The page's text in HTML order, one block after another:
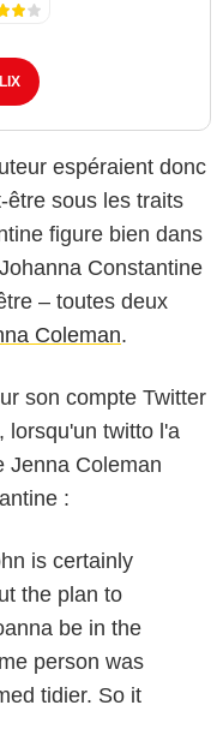
espéraient donc
être sous les traits
figure bien dans
Constantine
– toutes deux
Coleman.
son compte Twitter
lorsqu'un twitto l'a
Jenna Coleman
:
is certainly
the plan to
be in the
person was
tidier. So it